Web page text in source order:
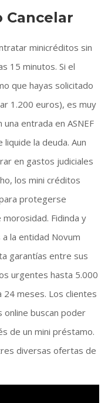
Cancelar
minicréditos sin
15 minutos. Si el
que hayas solicitado
1.200 euros), es muy
entrada en ASNEF
la deuda. Aun
en gastos judiciales
los mini créditos
protegerse
Fidinda y
la entidad Novum
garantías entre sus
urgentes hasta 5.000
meses. Los clientes
buscan poder
de un mini préstamo.
diversas ofertas de